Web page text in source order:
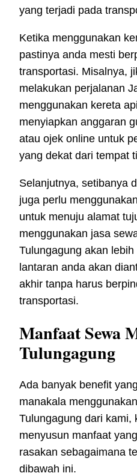
yang terjadi pada
Ketika menggunakan
pastinya anda mesti
transportasi. Misalnya,
melakukan perjalanan
menggunakan kereta
menyiapkan anggaran
atau ojek online untuk
yang dekat dari tempat
Selanjutnya, setibanya
juga perlu
untuk menuju alamat
menggunakan jasa
Tulungagung akan
lantaran anda akan
akhir tanpa harus
transportasi.
Manfaat Sewa
Tulungagung
Ada banyak benefit
manakala
Tulungagung dari kami,
menyusun manfaat
rasakan sebagaimana
dibawah ini.